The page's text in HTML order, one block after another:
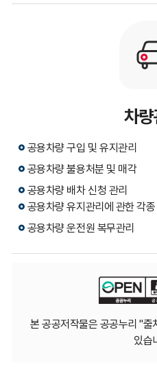
차량
공용차량 구입 및 유지관리
공용차량 불용처분 및 매각
공용차량 배차 신청 관리
공용차량 유지관리에 관한 각
공용차량 운전원 복무관리
본 공공저작물은 공공누리 "출
있습